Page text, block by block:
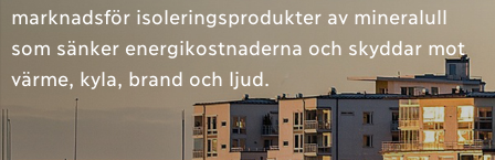
marknadsför isoleringsprodukter av mineralull
som sänker energikostnaderna och skyddar mot
värme, kyla, brand och ljud.